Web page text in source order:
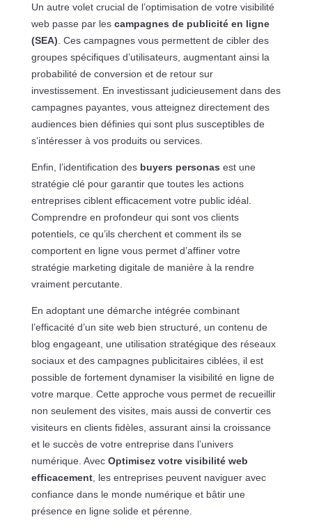
Un autre volet crucial de l’optimisation de votre visibilité
web passe par les campagnes de publicité en ligne
(SEA) . Ces campagnes vous permettent de cibler des
groupes spécifiques d’utilisateurs, augmentant ainsi la
probabilité de conversion et de retour sur
investissement. En investissant judicieusement dans des
campagnes payantes, vous atteignez directement des
audiences bien définies qui sont plus susceptibles de
s’intéresser à vos produits ou services.
Enfin, l’identification des buyers personas est une
stratégie clé pour garantir que toutes les actions
entreprises ciblent efficacement votre public idéal.
Comprendre en profondeur qui sont vos clients
potentiels, ce qu’ils cherchent et comment ils se
comportent en ligne vous permet d’affiner votre
stratégie marketing digitale de manière à la rendre
vraiment percutante.
En adoptant une démarche intégrée combinant
l’efficacité d’un site web bien structuré, un contenu de
blog engageant, une utilisation stratégique des réseaux
sociaux et des campagnes publicitaires ciblées, il est
possible de fortement dynamiser la visibilité en ligne de
votre marque. Cette approche vous permet de recueillir
non seulement des visites, mais aussi de convertir ces
visiteurs en clients fidèles, assurant ainsi la croissance
et le succès de votre entreprise dans l’univers
numérique. Avec Optimisez votre visibilité web
efficacement, les entreprises peuvent naviguer avec
confiance dans le monde numérique et bâtir une
présence en ligne solide et pérenne.